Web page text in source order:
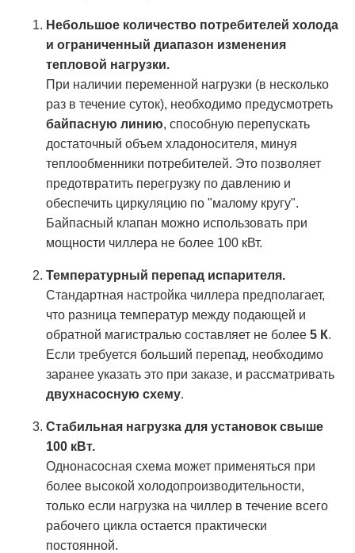
Небольшое количество потребителей холода
и ограниченный диапазон изменения
тепловой нагрузки.
При наличии переменной нагрузки (в несколько
раз в течение суток), необходимо предусмотреть
байпасную линию, способную перепускать
достаточный объем хладоносителя, минуя
теплообменники потребителей. Это позволяет
предотвратить перегрузку по давлению и
обеспечить циркуляцию по "малому кругу".
Байпасный клапан можно использовать при
мощности чиллера не более 100 кВт.
Температурный перепад испарителя.
Стандартная настройка чиллера предполагает,
что разница температур между подающей и
обратной магистралью составляет не более 5 К.
Если требуется больший перепад, необходимо
заранее указать это при заказе, и рассматривать
двухнасосную схему.
Стабильная нагрузка для установок свыше
100 кВт.
Однонасосная схема может применяться при
более высокой холодопроизводительности,
только если нагрузка на чиллер в течение всего
рабочего цикла остается практически
постоянной.